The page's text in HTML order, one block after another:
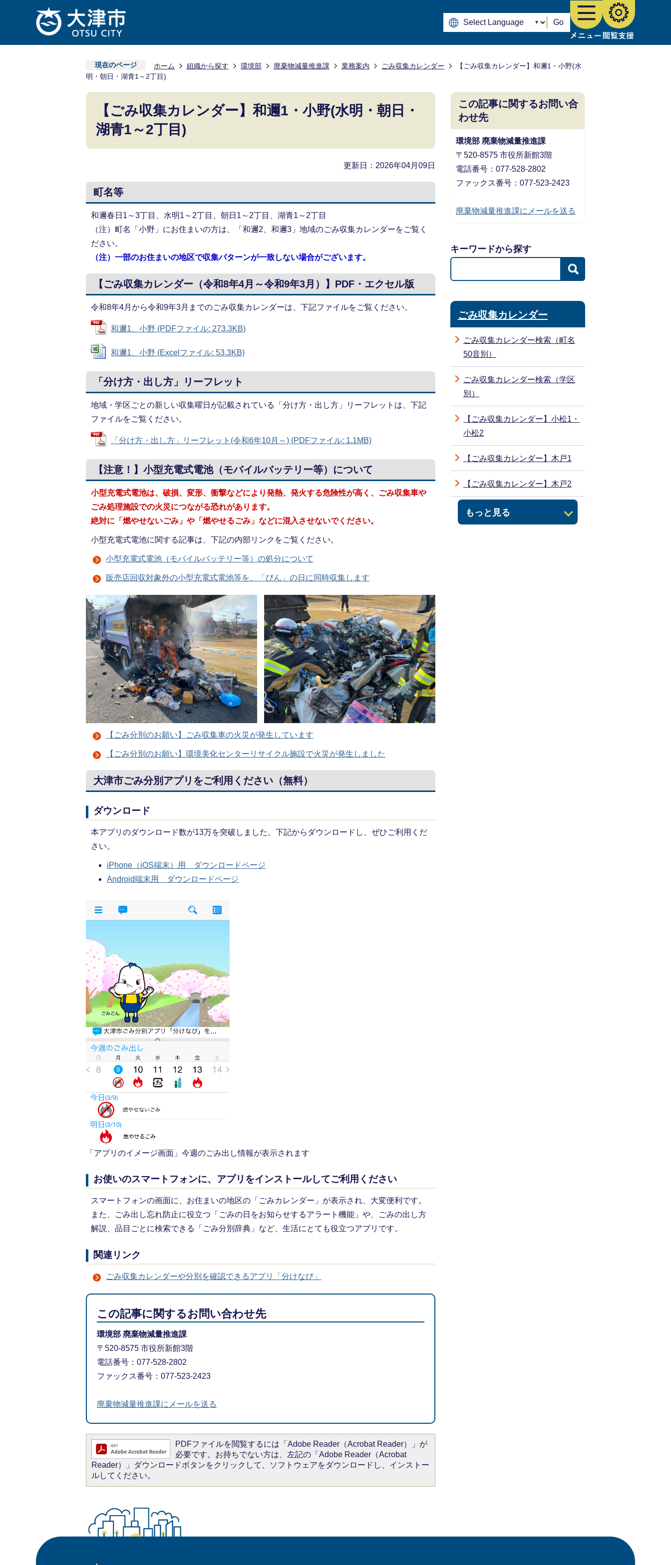
Go
現在のページ ホーム 組織から探す 環境部 廃棄物減量推進課 業務案内 ごみ収集カレンダー
【ごみ収集カレンダー】和邇1・小野(水
明・朝日・湖青1～2丁目)
【ごみ収集カレンダー】和邇1・小野(水明・朝日・
湖青1～2丁目)
更新日：2026年04月09日
町名等
和邇春日1～3丁目、水明1～2丁目、朝日1～2丁目、湖青1～2丁目
（注）町名「小野」にお住まいの方は、「和邇2、和邇3」地域のごみ収集カレンダーをご覧く
ださい。
（注）一部のお住まいの地区で収集パターンが一致しない場合がございます。
【ごみ収集カレンダー（令和8年4月～令和9年3月）】PDF・エクセル版
令和8年4月から令和9年3月までのごみ収集カレンダーは、下記ファイルをご覧ください。
和邇1、小野 (PDFファイル: 273.3KB)
和邇1、小野 (Excelファイル: 53.3KB)
「分け方・出し方」リーフレット
地域・学区ごとの新しい収集曜日が記載されている「分け方・出し方」リーフレットは、下記
ファイルをご覧ください。
「分け方・出し方」リーフレット(令和6年10月～) (PDFファイル: 1.1MB)
【注意！】小型充電式電池（モバイルバッテリー等）について
小型充電式電池は、破損、変形、衝撃などにより発熱、発火する危険性が高く、ごみ収集車や
ごみ処理施設での火災につながる恐れがあります。
絶対に「燃やせないごみ」や「燃やせるごみ」などに混入させないでください。
小型充電式電池に関する記事は、下記の内部リンクをご覧ください。
小型充電式電池（モバイルバッテリー等）の処分について
販売店回収対象外の小型充電式電池等を、「びん」の日に同時収集します
【ごみ分別のお願い】ごみ収集車の火災が発生しています
【ごみ分別のお願い】環境美化センターリサイクル施設で火災が発生しました
大津市ごみ分別アプリをご利用ください（無料）
ダウンロード
本アプリのダウンロード数が13万を突破しました。下記からダウンロードし、ぜひご利用くだ
さい。
iPhone（iOS端末）用 ダウンロードページ
Android端末用 ダウンロードページ
「アプリのイメージ画面」今週のごみ出し情報が表示されます
お使いのスマートフォンに、アプリをインストールしてご利用ください
スマートフォンの画面に、お住まいの地区の「ごみカレンダー」が表示され、大変便利です。
また、ごみ出し忘れ防止に役立つ「ごみの日をお知らせするアラート機能」や、ごみの出し方
解説、品目ごとに検索できる「ごみ分別辞典」など、生活にとても役立つアプリです。
関連リンク
ごみ収集カレンダーや分別を確認できるアプリ「分けなび」
この記事に関するお問い合わせ先
環境部 廃棄物減量推進課
〒520-8575 市役所新館3階
電話番号：077-528-2802
ファックス番号：077-523-2423
廃棄物減量推進課にメールを送る
PDFファイルを閲覧するには「Adobe Reader（Acrobat Reader）」が
必要です。お持ちでない方は、左記の「Adobe Reader（Acrobat
Reader）」ダウンロードボタンをクリックして、ソフトウェアをダウンロードし、インストー
ルしてください。
この記事に関するお問い合
わせ先
環境部 廃棄物減量推進課
〒520-8575 市役所新館3階
電話番号：077-528-2802
ファックス番号：077-523-2423
廃棄物減量推進課にメールを送る
キーワードから探す
ごみ収集カレンダー
ごみ収集カレンダー検索（町名
50音別）
ごみ収集カレンダー検索（学区
別）
【ごみ収集カレンダー】小松1・
小松2
もっと見る
【ごみ収集カレンダー】木戸1
【ごみ収集カレンダー】木戸2